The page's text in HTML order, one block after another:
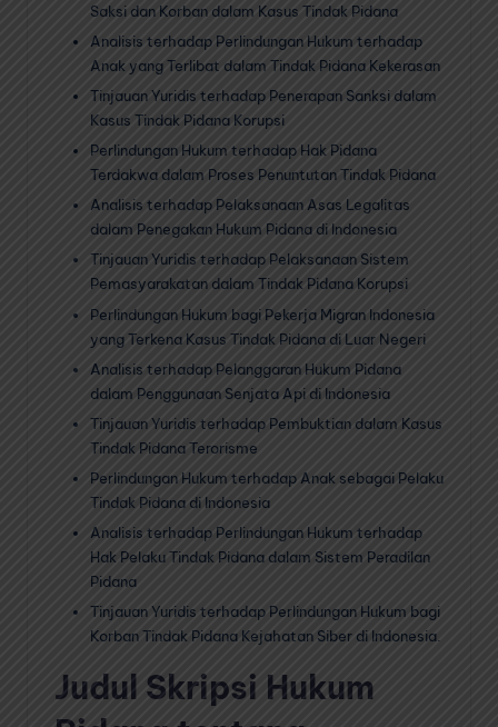
Saksi dan Korban dalam Kasus Tindak Pidana
Analisis terhadap Perlindungan Hukum terhadap
Anak yang Terlibat dalam Tindak Pidana Kekerasan
Tinjauan Yuridis terhadap Penerapan Sanksi dalam
Kasus Tindak Pidana Korupsi
Perlindungan Hukum terhadap Hak Pidana
Terdakwa dalam Proses Penuntutan Tindak Pidana
Analisis terhadap Pelaksanaan Asas Legalitas
dalam Penegakan Hukum Pidana di Indonesia
Tinjauan Yuridis terhadap Pelaksanaan Sistem
Pemasyarakatan dalam Tindak Pidana Korupsi
Perlindungan Hukum bagi Pekerja Migran Indonesia
yang Terkena Kasus Tindak Pidana di Luar Negeri
Analisis terhadap Pelanggaran Hukum Pidana
dalam Penggunaan Senjata Api di Indonesia
Tinjauan Yuridis terhadap Pembuktian dalam Kasus
Tindak Pidana Terorisme
Perlindungan Hukum terhadap Anak sebagai Pelaku
Tindak Pidana di Indonesia
Analisis terhadap Perlindungan Hukum terhadap
Hak Pelaku Tindak Pidana dalam Sistem Peradilan
Pidana
Tinjauan Yuridis terhadap Perlindungan Hukum bagi
Korban Tindak Pidana Kejahatan Siber di Indonesia.
Judul Skripsi Hukum